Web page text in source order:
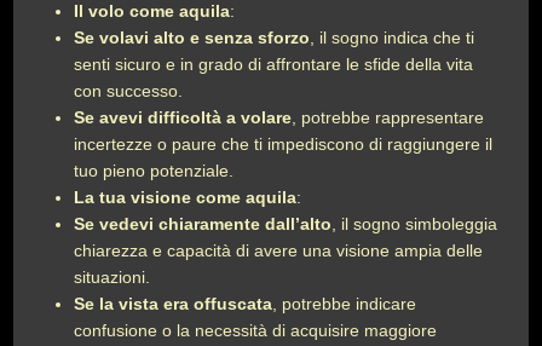
Il volo come aquila:
Se volavi alto e senza sforzo , il sogno indica che ti
senti sicuro e in grado di affrontare le sfide della vita
con successo.
Se avevi difficoltà a volare , potrebbe rappresentare
incertezze o paure che ti impediscono di raggiungere il
tuo pieno potenziale.
La tua visione come aquila:
Se vedevi chiaramente dall’alto , il sogno simboleggia
chiarezza e capacità di avere una visione ampia delle
situazioni.
Se la vista era offuscata , potrebbe indicare
confusione o la necessità di acquisire maggiore